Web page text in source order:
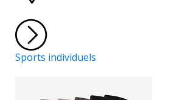
Sports individuels